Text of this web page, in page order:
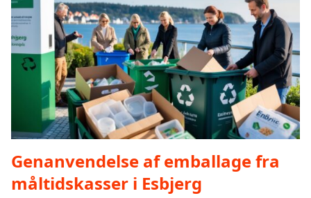
Genanvendelse af emballage fra
måltidskasser i Esbjerg